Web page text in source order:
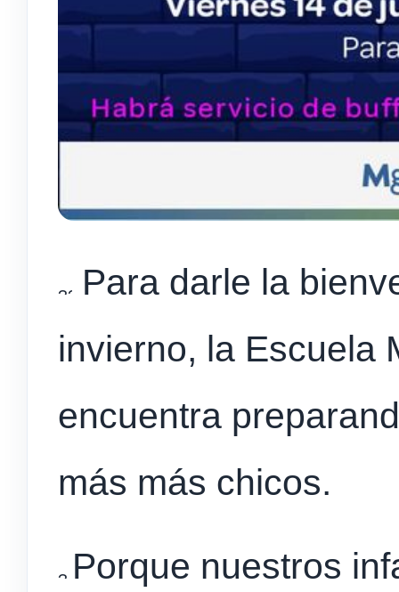
Para darle la
invierno, la Escuela
encuentra
más más chicos.
Porque nuestros